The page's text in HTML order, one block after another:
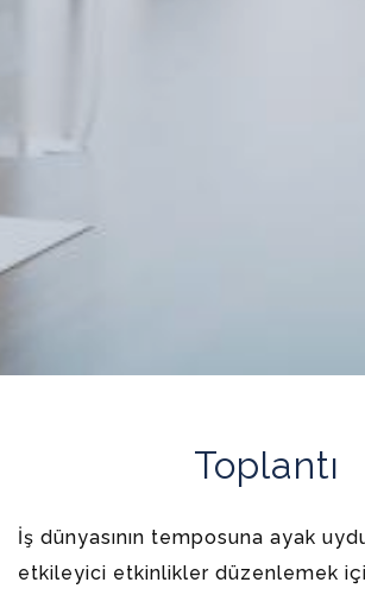
Toplantı
İş dünyasının temposuna ayak
etkileyici etkinlikler düzenlemek